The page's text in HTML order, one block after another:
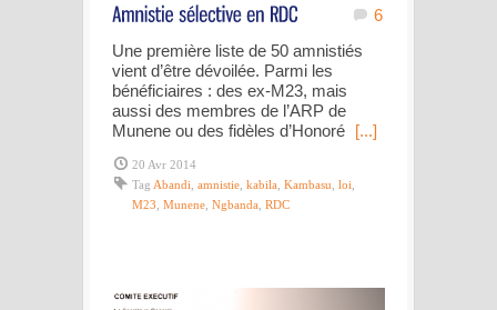
6
Une première liste de 50 amnistiés
vient d’être dévoilée. Parmi les
bénéficiaires : des ex-M23, mais
aussi des membres de l’ARP de
Munene ou des fidèles d’Honoré [...]
20 Avr 2014
Tag Abandi amnistie kabila Kambasu loi
M23 Munene Ngbanda RDC